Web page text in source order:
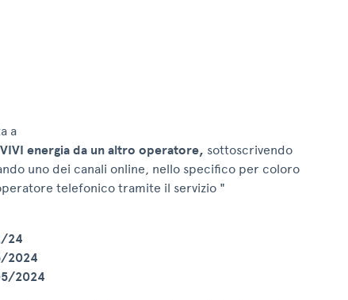
a
energia da un altro operatore, sottoscrivendo
uno dei canali online, nello specifico per coloro
telefonico tramite il servizio "
24
2024
2024